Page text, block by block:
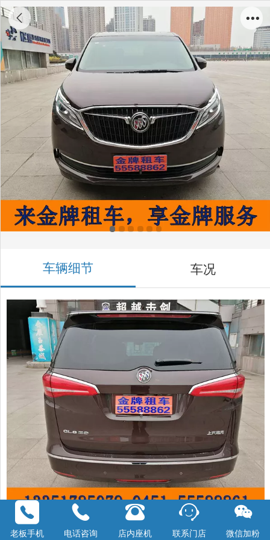
别克GL8 2.0 ES
车辆细节 车况
老板手机 电话咨询 店内座机 联系门店 微信加粉